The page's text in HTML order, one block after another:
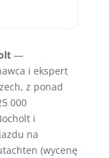
—
i ekspert
z ponad
000
i
na
(wycenę